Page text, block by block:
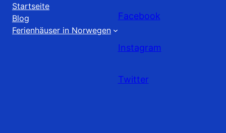
Startseite
Blog
Ferienhäuser in Norwegen
Facebook
Instagram
Twitter